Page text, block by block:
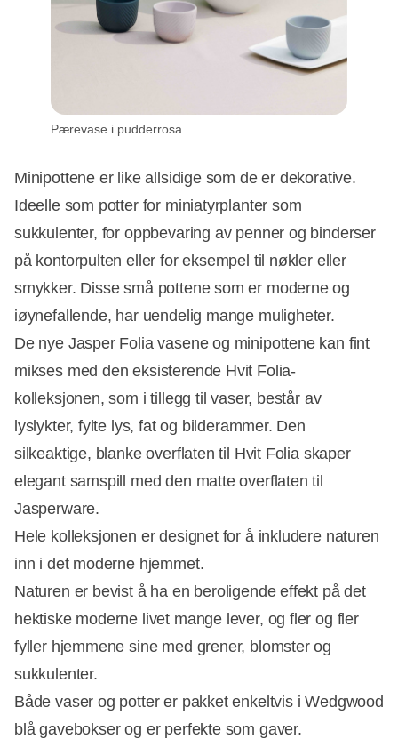
Pærevase i pudderrosa.
Minipottene er like allsidige som de er dekorative.
Ideelle som potter for miniatyrplanter som
sukkulenter, for oppbevaring av penner og binderser
på kontorpulten eller for eksempel til nøkler eller
smykker. Disse små pottene som er moderne og
iøynefallende, har uendelig mange muligheter.
De nye Jasper Folia vasene og minipottene kan fint
mikses med den eksisterende Hvit Folia-
kolleksjonen, som i tillegg til vaser, består av
lyslykter, fylte lys, fat og bilderammer. Den
silkeaktige, blanke overflaten til Hvit Folia skaper
elegant samspill med den matte overflaten til
Jasperware.
Hele kolleksjonen er designet for å inkludere naturen
inn i det moderne hjemmet.
Naturen er bevist å ha en beroligende effekt på det
hektiske moderne livet mange lever, og fler og fler
fyller hjemmene sine med grener, blomster og
sukkulenter.
Både vaser og potter er pakket enkeltvis i Wedgwood
blå gavebokser og er perfekte som gaver.